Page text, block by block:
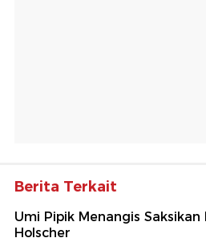
Berita Terkait
Umi Pipik Menangis
Holscher